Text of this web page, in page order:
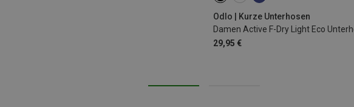
Odlo | Kurze Unterhosen
Damen Active F-Dry Light Eco
29,95 €